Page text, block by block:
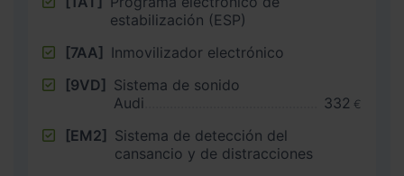
estabilización (ESP)
[7AA] Inmovilizador electrónico
[9VD] Sistema de sonido
Audi
332 €
[EM2] Sistema de detección del
cansancio y de distracciones